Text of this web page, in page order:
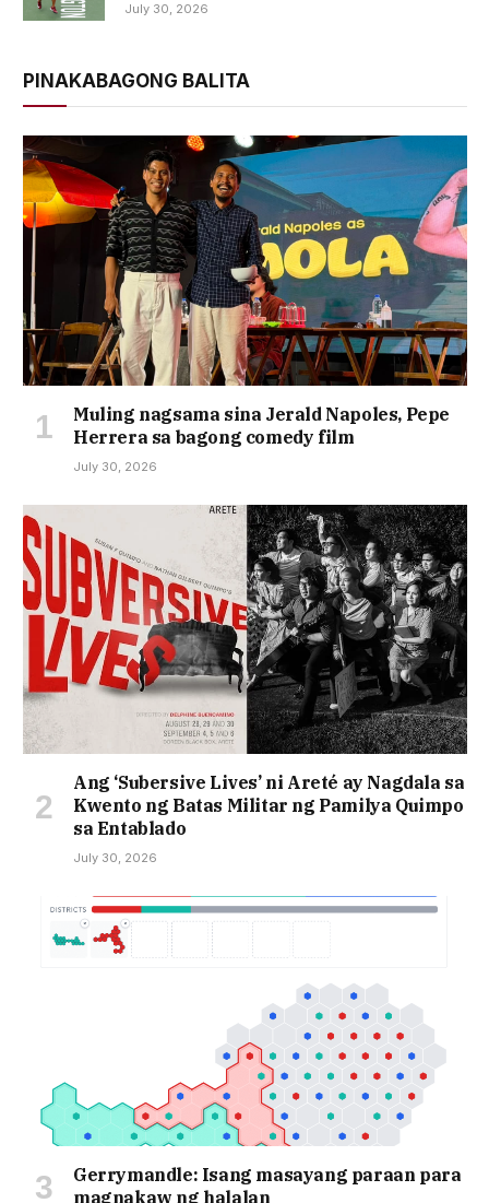
July 30, 2026
PINAKABAGONG BALITA
Muling nagsama sina Jerald Napoles, Pepe
Herrera sa bagong comedy film
July 30, 2026
Ang ‘Subersive Lives’ ni Areté ay Nagdala sa
Kwento ng Batas Militar ng Pamilya Quimpo
sa Entablado
July 30, 2026
Gerrymandle: Isang masayang paraan para
magnakaw ng halalan